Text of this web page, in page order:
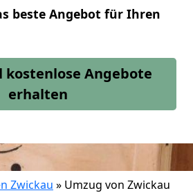
beste Angebot für Ihren
kostenlose Angebote
erhalten
Zwickau » Umzug von Zwickau